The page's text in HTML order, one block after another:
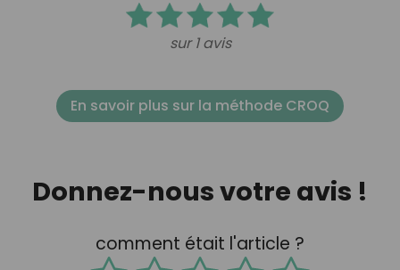
sur 1 avis
En savoir plus sur la méthode CROQ
Donnez-nous votre avis !
comment était l'article ?